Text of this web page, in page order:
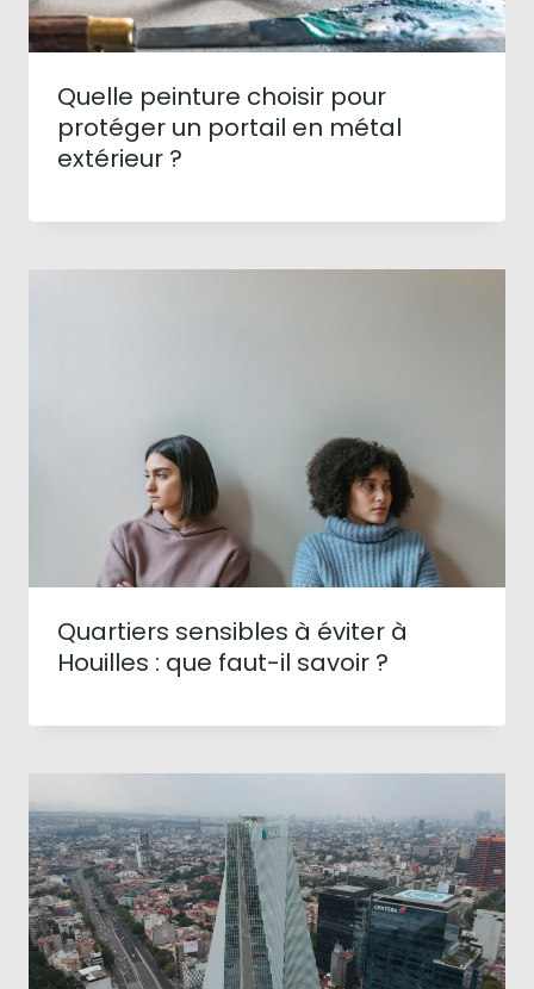
Quelle peinture choisir pour
protéger un portail en métal
extérieur ?
Quartiers sensibles à éviter à
Houilles : que faut-il savoir ?